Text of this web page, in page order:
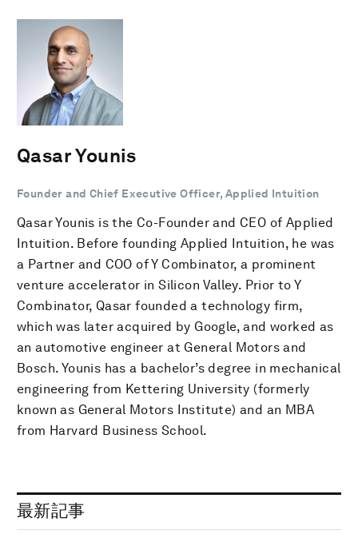
Qasar Younis
Founder and Chief Executive Officer, Applied Intuition
Qasar Younis is the Co-Founder and CEO of Applied
Intuition. Before founding Applied Intuition, he was
a Partner and COO of Y Combinator, a prominent
venture accelerator in Silicon Valley. Prior to Y
Combinator, Qasar founded a technology firm,
which was later acquired by Google, and worked as
an automotive engineer at General Motors and
Bosch. Younis has a bachelor’s degree in mechanical
engineering from Kettering University (formerly
known as General Motors Institute) and an MBA
from Harvard Business School.
最新記事